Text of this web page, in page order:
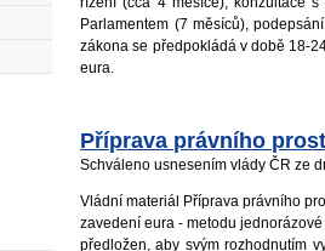
Parlamentem (7 měsíců),
zákona se předpokládá v době 18-
eura.
Příprava právního
Schváleno usnesením vlády ČR ze
Vládní materiál Příprava právního
zavedení eura - metodu
předložen, aby svým rozhodnutím